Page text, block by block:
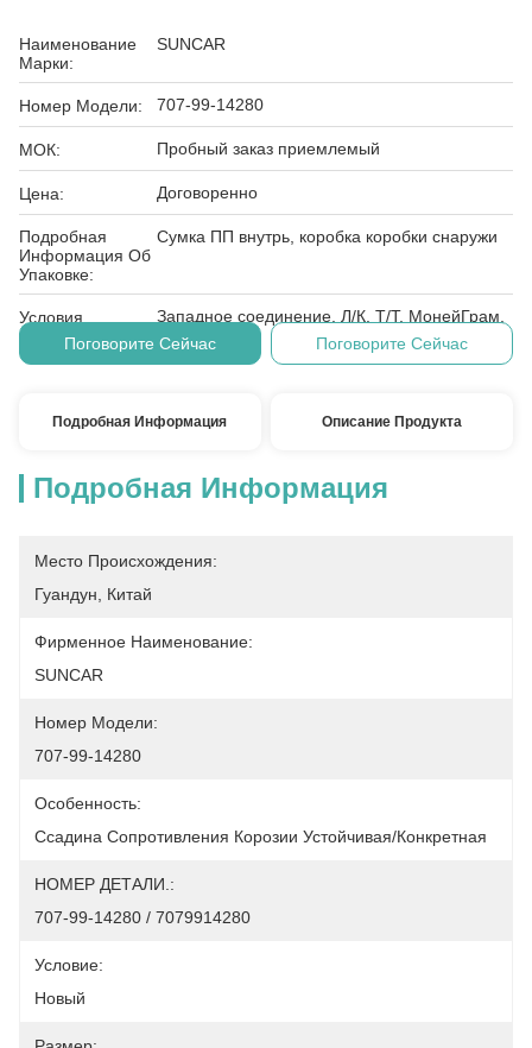
Наименование
Марки:
SUNCAR
Номер Модели: 707-99-14280
МОК: Пробный заказ приемлемый
Цена: Договоренно
Подробная
Информация Об
Упаковке:
Сумка ПП внутрь, коробка коробки снаружи
Условия
Оплаты:
Западное соединение, Л/К, Т/Т, МонейГрам,
Д/А, Д/П
Поговорите Сейчас Поговорите Сейчас
Подробная Информация Описание Продукта
Подробная Информация
Место Происхождения:
Гуандун, Китай
Фирменное Наименование:
SUNCAR
Номер Модели:
707-99-14280
Особенность:
Ссадина Сопротивления Корозии Устойчивая/конкретная
НОМЕР ДЕТАЛИ.:
707-99-14280 / 7079914280
Условие:
Новый